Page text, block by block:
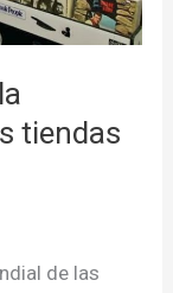
tiendas
de las